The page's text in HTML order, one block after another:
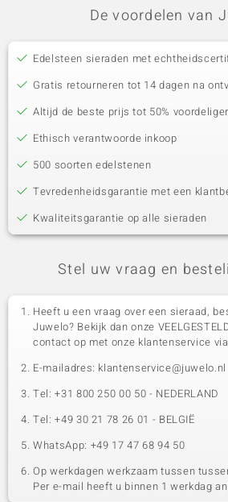
De voordelen van
Edelsteen sieraden met
Gratis retourneren tot 14 dagen na
Altijd de beste prijs tot 50% voordeliger
Ethisch verantwoorde inkoop
500 soorten edelstenen
Tevredenheidsgarantie met een
Kwaliteitsgarantie op alle sieraden
Stel uw vraag en
Heeft u een vraag over een sieraad,
Juwelo? Bekijk dan onze
contact op met onze klantenservice
E-mailadres: klantenservice@juwelo.nl
Tel: +31 800 250 00 50 - NEDERLAND
Tel: +49 30 21 78 26 01 - BELGIË
WhatsApp: +49 17 47 68 94 50
Op werkdagen werkzaam tussen
Per e-mail heeft u binnen 1 werkdag